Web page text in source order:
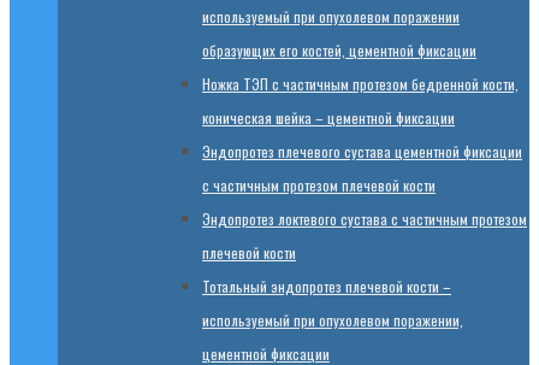
используемый при опухолевом поражении
образующих его костей, цементной фиксации
Ножка ТЭП с частичным протезом бедренной кости,
коническая шейка – цементной фиксации
Эндопротез плечевого сустава цементной фиксации
с частичным протезом плечевой кости
Эндопротез локтевого сустава с частичным протезом
плечевой кости
Тотальный эндопротез плечевой кости –
используемый при опухолевом поражении,
цементной фиксации